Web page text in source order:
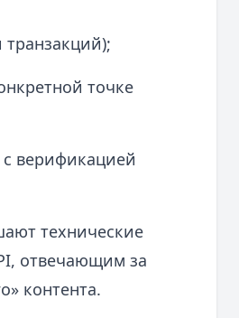
транзакций);
точке
верификацией
технические
отвечающим за
контента.